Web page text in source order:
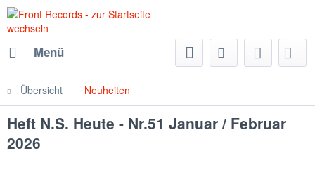
Menü
Übersicht Neuheiten
Heft N.S. Heute - Nr.51 Januar / Februar
2026